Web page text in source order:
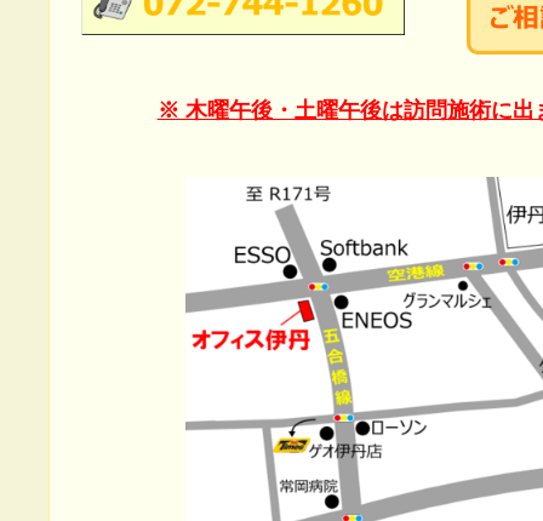
※ 木曜午後・土曜午後は訪問施術に出